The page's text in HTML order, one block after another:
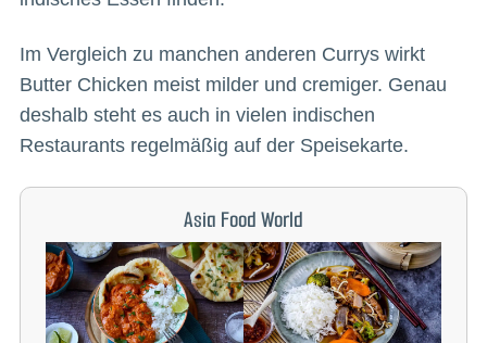
Im Vergleich zu manchen anderen Currys wirkt
Butter Chicken meist milder und cremiger. Genau
deshalb steht es auch in vielen indischen
Restaurants regelmäßig auf der Speisekarte.
Asia Food World